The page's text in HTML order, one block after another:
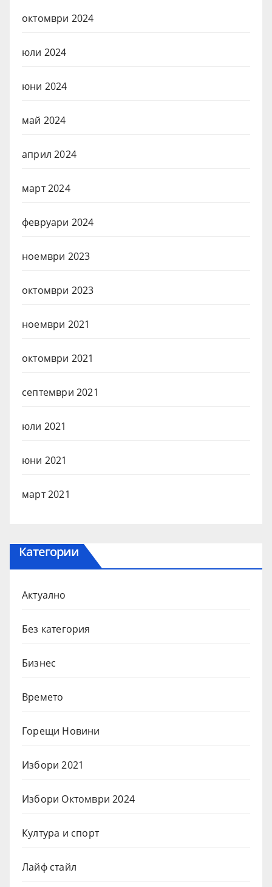
октомври 2024
юли 2024
юни 2024
май 2024
април 2024
март 2024
февруари 2024
ноември 2023
октомври 2023
ноември 2021
октомври 2021
септември 2021
юли 2021
юни 2021
март 2021
Категории
Актуално
Без категория
Бизнес
Времето
Горещи Новини
Избори 2021
Избори Октомври 2024
Култура и спорт
Лайф стайл